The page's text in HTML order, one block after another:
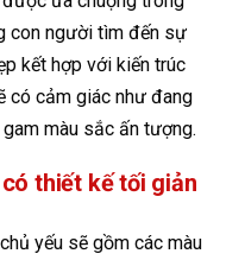
con người tìm đến sự
kết hợp với kiến trúc
có cảm giác như đang
màu sắc ấn tượng.
thiết kế tối giản
yếu sẽ gồm các màu